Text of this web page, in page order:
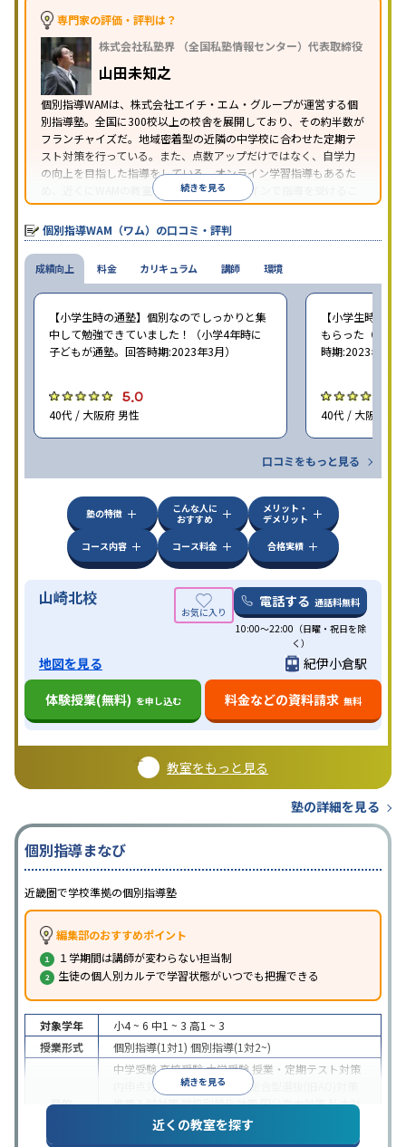
特徴
中高一貫校生に対応
応
1科目から受講可能
※2023年3月調査。小学校高学年の個別指導塾アンケート調査方法を参
専門家の評価・評判は？
株式会社私塾界 （全国私塾情報センター）代表取締役
山田未知之
個別指導WAMは、株式会社エイチ・エム・グループが運営する個
別指導塾。全国に300校以上の校舎を展開しており、その約半数が
フランチャイズだ。地域密着型の近隣の中学校に合わせた定期テ
スト対策を行っている。また、点数アップだけではなく、自学力
の向上を目指した指導をしている。オンライン学習指導もあるた
め、近くにWAMの教室がなくても、オンラインで指導を受けるこ
とができる。
続きを見る
個別指導WAM（ワム）の口コミ・評判
成績向上
【小学生時の通塾】個別なのでしっかりと集
中して勉強できていました！（小学4年時に
子どもが通塾。回答時期:2023年3月）
5.0
40代 / 大阪府 男性
【小学生時の通
もらった（小学
時期:2023年3月
40代 / 大阪府 女
口コミをもっと見る
料金 カリキュラム 講師 環境
塾の特徴
こんな人に
おすすめ
メリット・
デメリット
コース内容
コース料金 合格実績
山崎北校 電話する 通話料無料
10:00～22:00（日曜・祝日を除
く）
地図を見る
紀伊小倉駅
体験授業(無料) を申し込む 料金などの資料請求 無料
教室をもっと見る
塾の詳細を見る
個別指導まなび
近畿圏で学校準拠の個別指導塾
編集部のおすすめポイント
１学期間は講師が変わらない担当制
生徒の個人別カルテで学習状態がいつでも把握できる
続きを見る
対象学年 小4 ~ 6 中1 ~ 3 高1 ~ 3
授業形式
個別指導(1対1) 個別指導(1対2~)
目的
中学受験高校受験大学受験 授業・定期テスト対策
内申点対策
学習習慣の定着
総合型選抜(旧AO)対策
推薦入試対策学校別特化対策国公立大対策私大対
共通テスト対策英検(英語検定)対策
近くの教室を探す